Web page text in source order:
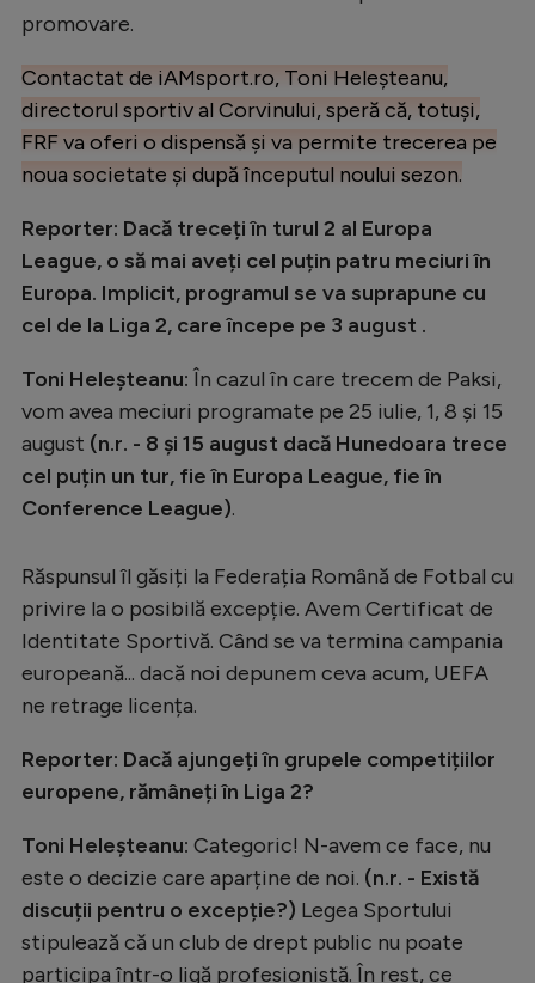
promovare.
Contactat de iAMsport.ro, Toni Heleșteanu,
directorul sportiv al Corvinului, speră că, totuși,
FRF va oferi o dispensă și va permite trecerea pe
noua societate și după începutul noului sezon.
Reporter: Dacă treceți în turul 2 al Europa
League, o să mai aveți cel puțin patru meciuri în
Europa. Implicit, programul se va suprapune cu
cel de la Liga 2, care începe pe 3 august .
Toni Heleșteanu: În cazul în care trecem de Paksi,
vom avea meciuri programate pe 25 iulie, 1, 8 și 15
august (n.r. - 8 și 15 august dacă Hunedoara trece
cel puțin un tur, fie în Europa League, fie în
Conference League).
Răspunsul îl găsiți la Federația Română de Fotbal cu
privire la o posibilă excepție. Avem Certificat de
Identitate Sportivă. Când se va termina campania
europeană... dacă noi depunem ceva acum, UEFA
ne retrage licența.
Reporter: Dacă ajungeți în grupele competițiilor
europene, rămâneți în Liga 2?
Toni Heleșteanu: Categoric! N-avem ce face, nu
este o decizie care aparține de noi. (n.r. - Există
discuții pentru o excepție?) Legea Sportului
stipulează că un club de drept public nu poate
participa într-o ligă profesionistă. În rest, ce